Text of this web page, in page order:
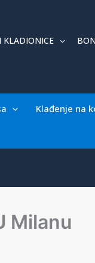
KLADIONICE
Klađenje na
Milanu